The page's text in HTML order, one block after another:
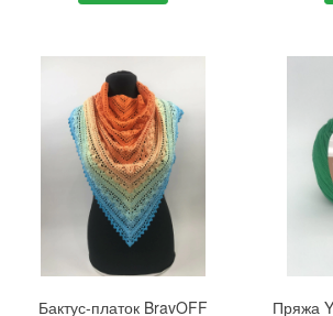
Бактус-платок BravOFF Пряжа